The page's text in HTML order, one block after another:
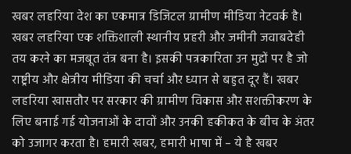
खबर लहरिया देश का एकमात्र डिजिटल ग्रामीण मीडिया नेटवर्क है।
खबर लहरिया एक शक्तिशाली स्थानीय प्रहरी और जमीनी जवाबदेही
तय करने का मजबूत तंत्र बना है। इसकी पत्रकारिता उन मुद्दों पर है जो
राष्ट्रीय और क्षेत्रीय मीडिया की चर्चा और ध्यान से बहुत दूर हैं। खबर
लहरिया खासतौर पर सरकार की ग्रामीण विकास और सशक्तीकरण के
लिए बनाई गई योजनाओं के दावों और उनकी हकीकत के बीच के अंतर
को उजागर करता है। हमारी खबर, हमारी भाषा में – ये है खबर